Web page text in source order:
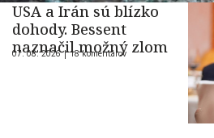
USA a Irán sú blízko
dohody. Bessent
naznačil možný zlom
07. 08. 2026 |18 komentárov